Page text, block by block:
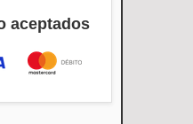
aceptados